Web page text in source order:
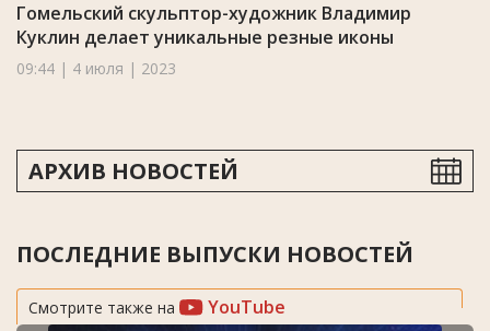
Гомельский скульптор-художник Владимир
Куклин делает уникальные резные иконы
09:44 | 4 июля | 2023
АРХИВ НОВОСТЕЙ
ПОСЛЕДНИЕ ВЫПУСКИ НОВОСТЕЙ
Смотрите также на YouTube